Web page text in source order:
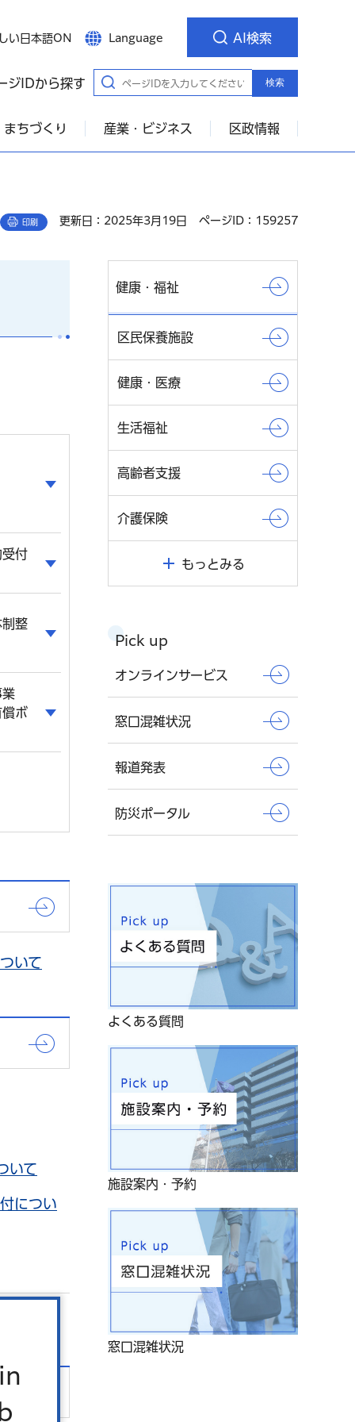
い日本語ON Language AI検索
ジIDから探す 検索
まちづくり 産業・ビジネス 区政情報
印刷 更新日：2025年3月19日 ページID：159257
付
整
ボ
いて
いて
につい
健康・福祉
区民保養施設
健康・医療
生活福祉
高齢者支援
介護保険
もっとみる
Pick up
オンラインサービス
窓口混雑状況
報道発表
防災ポータル
よくある質問
施設案内・予約
窓口混雑状況